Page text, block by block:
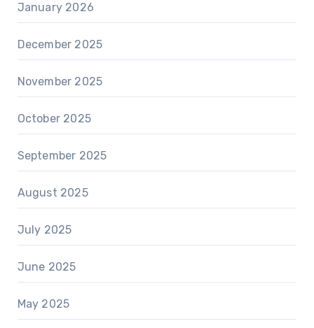
January 2026
December 2025
November 2025
October 2025
September 2025
August 2025
July 2025
June 2025
May 2025